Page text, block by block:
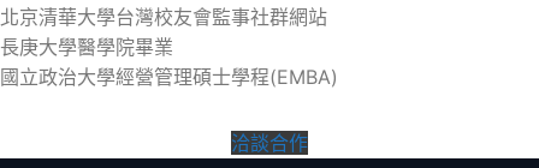
北京清華大學台灣校友會監事社群網站
長庚大學醫學院畢業
國立政治大學經營管理碩士學程(EMBA)
洽談合作